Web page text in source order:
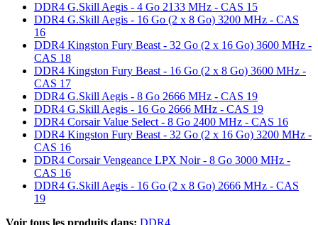
DDR4 G.Skill Aegis - 4 Go 2133 MHz - CAS 15
DDR4 G.Skill Aegis - 16 Go (2 x 8 Go) 3200 MHz - CAS
16
DDR4 Kingston Fury Beast - 32 Go (2 x 16 Go) 3600 MHz -
CAS 18
DDR4 Kingston Fury Beast - 16 Go (2 x 8 Go) 3600 MHz -
CAS 17
DDR4 G.Skill Aegis - 8 Go 2666 MHz - CAS 19
DDR4 G.Skill Aegis - 16 Go 2666 MHz - CAS 19
DDR4 Corsair Value Select - 8 Go 2400 MHz - CAS 16
DDR4 Kingston Fury Beast - 32 Go (2 x 16 Go) 3200 MHz -
CAS 16
DDR4 Corsair Vengeance LPX Noir - 8 Go 3000 MHz -
CAS 16
DDR4 G.Skill Aegis - 16 Go (2 x 8 Go) 2666 MHz - CAS
19
Voir tous les produits dans: DDR4